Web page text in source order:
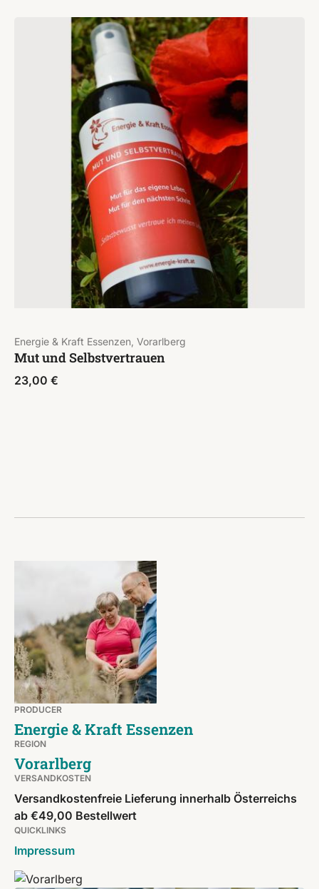
Energie & Kraft Essenzen, Vorarlberg
Mut und Selbstvertrauen
23,00 €
PRODUCER
Energie & Kraft Essenzen
REGION
Vorarlberg
VERSANDKOSTEN
Versandkostenfreie Lieferung innerhalb Österreichs
ab €49,00 Bestellwert
QUICKLINKS
Impressum